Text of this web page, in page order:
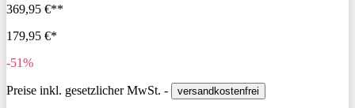
369,95 €**
179,95 €*
-51%
Preise inkl. gesetzlicher MwSt. - versandkostenfrei